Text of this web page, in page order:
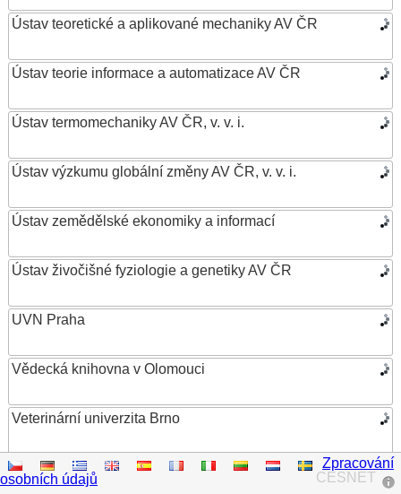
Ústav teoretické a aplikované mechaniky AV ČR
Ústav teorie informace a automatizace AV ČR
Ústav termomechaniky AV ČR, v. v. i.
Ústav výzkumu globální změny AV ČR, v. v. i.
Ústav zemědělské ekonomiky a informací
Ústav živočišné fyziologie a genetiky AV ČR
UVN Praha
Vědecká knihovna v Olomouci
Veterinární univerzita Brno
VŠB – Technická univerzita Ostrava
CESNET
Zpracování
osobních údajů